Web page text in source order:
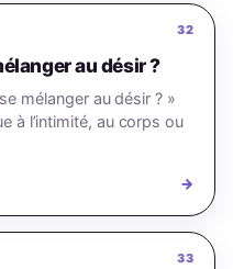
32
au désir ?
mélanger au désir ? »
à l’intimité, au corps ou
→
33